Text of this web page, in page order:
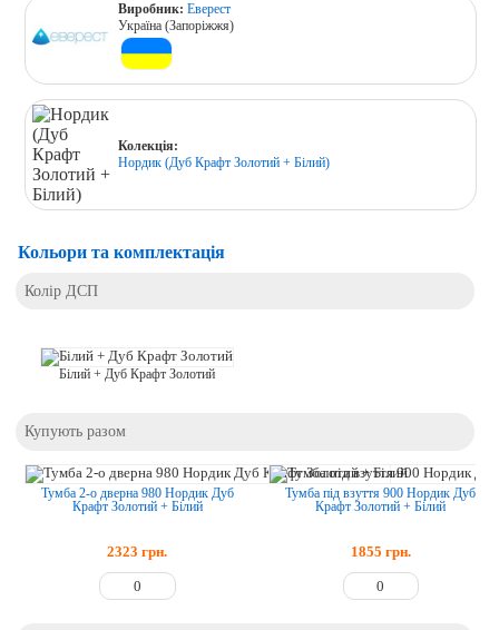
Виробник:Еверест
Україна (Запоріжжя)
Колекція:
Нордик (Дуб Крафт Золотий + Білий)
Кольори та комплектація
Колір ДСП
Білий + Дуб Крафт Золотий
Купують разом
Тумба 2-о дверна 980 Нордик Дуб
Крафт Золотий + Білий
2323 грн.
Тумба під взуття 900 Нордик Дуб
Крафт Золотий + Білий
1855 грн.